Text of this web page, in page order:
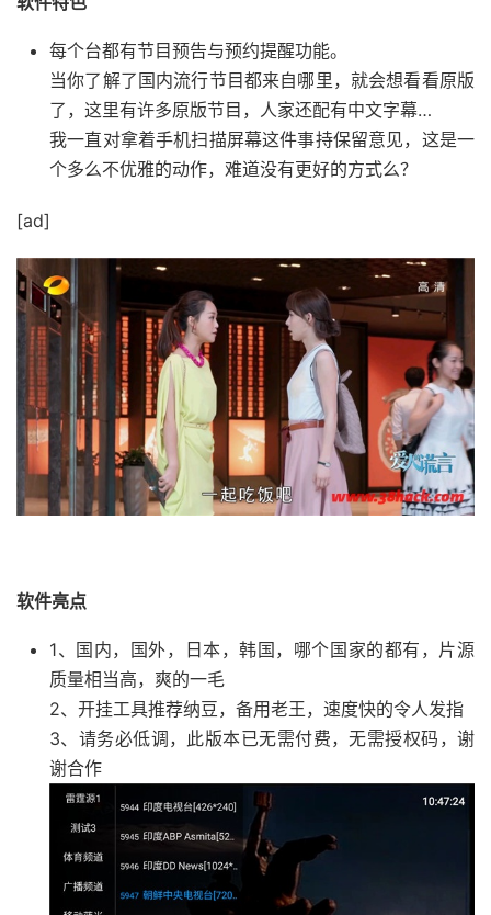
每个台都有节目预告与预约提醒功能。
当你了解了国内流行节目都来自哪里，就会想看看原版
了，这里有许多原版节目，人家还配有中文字幕…
我一直对拿着手机扫描屏幕这件事持保留意见，这是一
个多么不优雅的动作，难道没有更好的方式么？
[ad]
软件亮点
1、国内，国外，日本，韩国，哪个国家的都有，片源
质量相当高，爽的一毛
2、开挂工具推荐纳豆，备用老王，速度快的令人发指
3、请务必低调，此版本已无需付费，无需授权码，谢
谢合作